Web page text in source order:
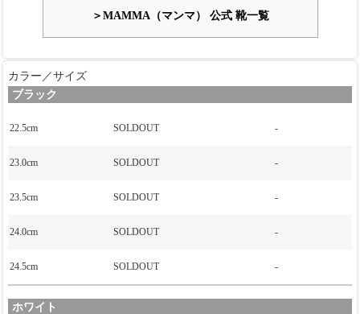
＞MAMMA（マンマ） 公式 靴一覧
カラー／サイズ
ブラック
22.5cm SOLDOUT -
23.0cm SOLDOUT -
23.5cm SOLDOUT -
24.0cm SOLDOUT -
24.5cm SOLDOUT -
ホワイト